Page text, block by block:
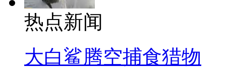
热点新闻
大白鲨腾空捕食猎物